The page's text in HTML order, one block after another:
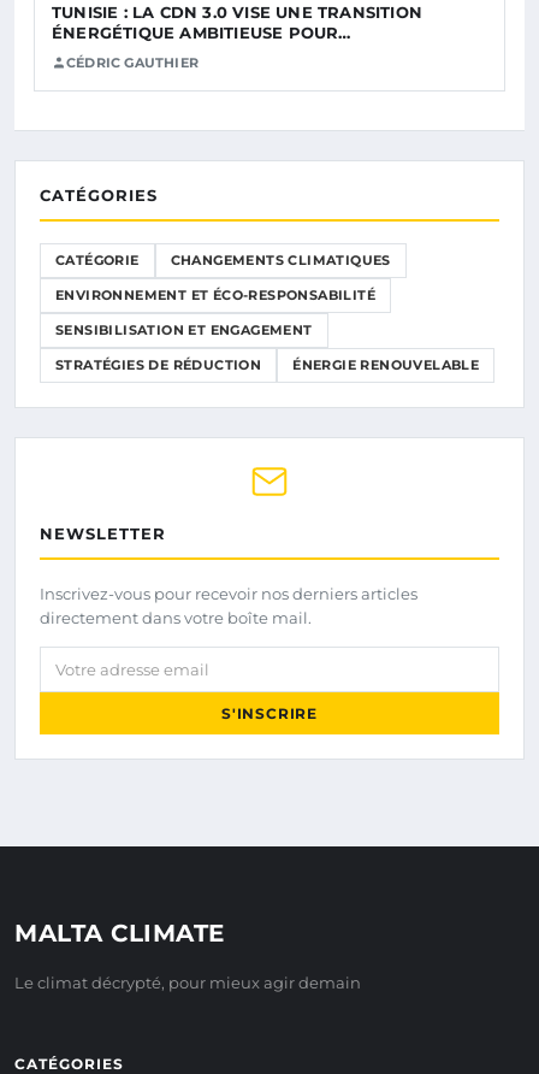
TUNISIE : LA CDN 3.0 VISE UNE TRANSITION
ÉNERGÉTIQUE AMBITIEUSE POUR…
CÉDRIC GAUTHIER
CATÉGORIES
CATÉGORIE CHANGEMENTS CLIMATIQUES
ENVIRONNEMENT ET ÉCO-RESPONSABILITÉ
SENSIBILISATION ET ENGAGEMENT
STRATÉGIES DE RÉDUCTION ÉNERGIE RENOUVELABLE
NEWSLETTER
Inscrivez-vous pour recevoir nos derniers articles
directement dans votre boîte mail.
Votre adresse email
S'INSCRIRE
MALTA CLIMATE
Le climat décrypté, pour mieux agir demain
CATÉGORIES